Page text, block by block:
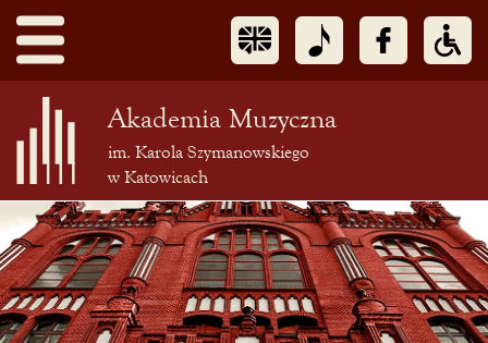
Akademia Muzyczna
im. Karola Szymanowskiego
w Katowicach